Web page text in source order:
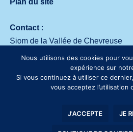
Plan du site
Contact :
Siom de la Vallée de Chevreuse
Avenue des deux Lacs – 91140
01 64 53 30 00
Nous utilisons des cookies pour
expérience sur
Si vous continuez à utiliser ce
vous acceptez l’utilisation
J'ACCEPTE JE